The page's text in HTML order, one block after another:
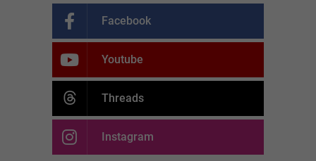
Facebook
Youtube
Threads
Instagram